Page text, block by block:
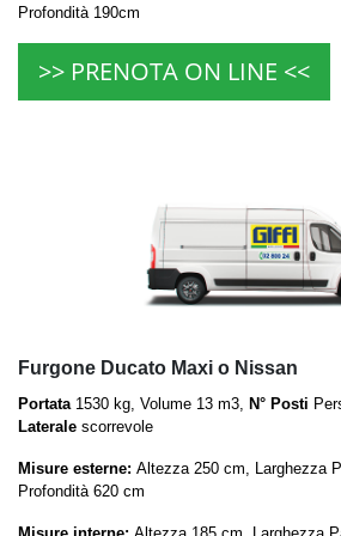
Profondità 190cm
>> PRENOTA ON LINE <<
Furgone Ducato Maxi o Nissan
Portata1530 kg, Volume 13 m3, N° Posti
Laterale scorrevole
Misure esterne: Altezza 250 cm, Larghezza
Profondità 620 cm